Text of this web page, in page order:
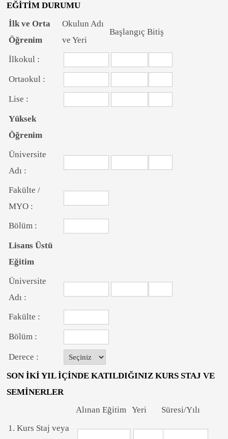
EĞİTİM DURUMU
İlk ve Orta
Öğrenim
Okulun Adı
ve Yeri
Başlangıç Bitiş
İlkokul :
Ortaokul :
Lise :
Yüksek
Öğrenim
Üniversite
Adı :
Fakülte /
MYO :
Bölüm :
Lisans Üstü
Eğitim
Üniversite
Adı :
Fakülte :
Bölüm :
Derece :
SON İKİ YIL İÇİNDE KATILDIĞINIZ KURS STAJ VE
SEMİNERLER
Alınan Eğitim
Yeri
Süresi/Yılı
1. Kurs Staj veya